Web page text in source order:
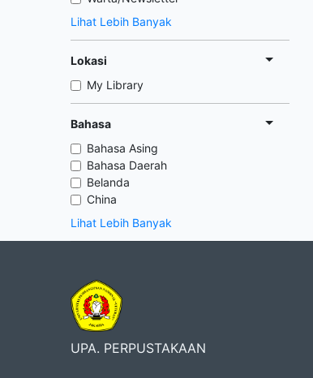
Lihat Lebih Banyak
Lokasi
My Library
Bahasa
Bahasa Asing
Bahasa Daerah
Belanda
China
Lihat Lebih Banyak
UPA. PERPUSTAKAAN